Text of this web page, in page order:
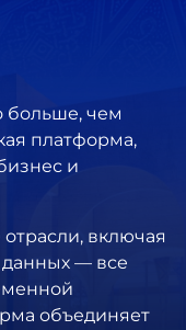
больше, чем
платформа,
и
включая
данных — все
объединяет